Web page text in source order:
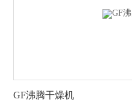
GF沸腾干燥机